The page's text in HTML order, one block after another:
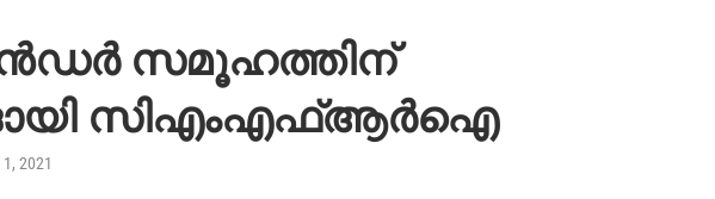
സമൂഹത്തിന്
സിഎംഎഫ്ആർഐ
2021